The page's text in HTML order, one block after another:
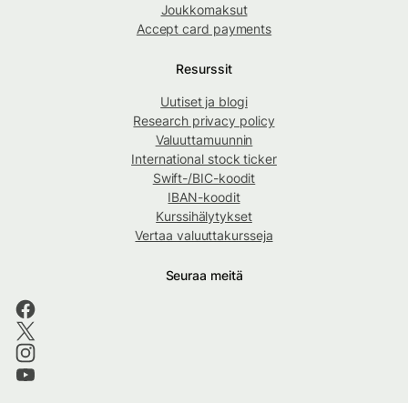
Joukkomaksut
Accept card payments
Resurssit
Uutiset ja blogi
Research privacy policy
Valuuttamuunnin
International stock ticker
Swift-/BIC-koodit
IBAN-koodit
Kurssihälytykset
Vertaa valuuttakursseja
Seuraa meitä